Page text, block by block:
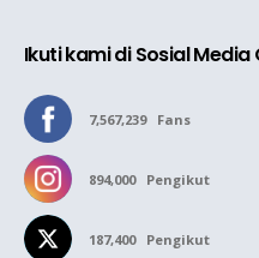
Ikuti kami di Sosial Media
7,567,239 Fans
894,000 Pengikut
187,400 Pengikut